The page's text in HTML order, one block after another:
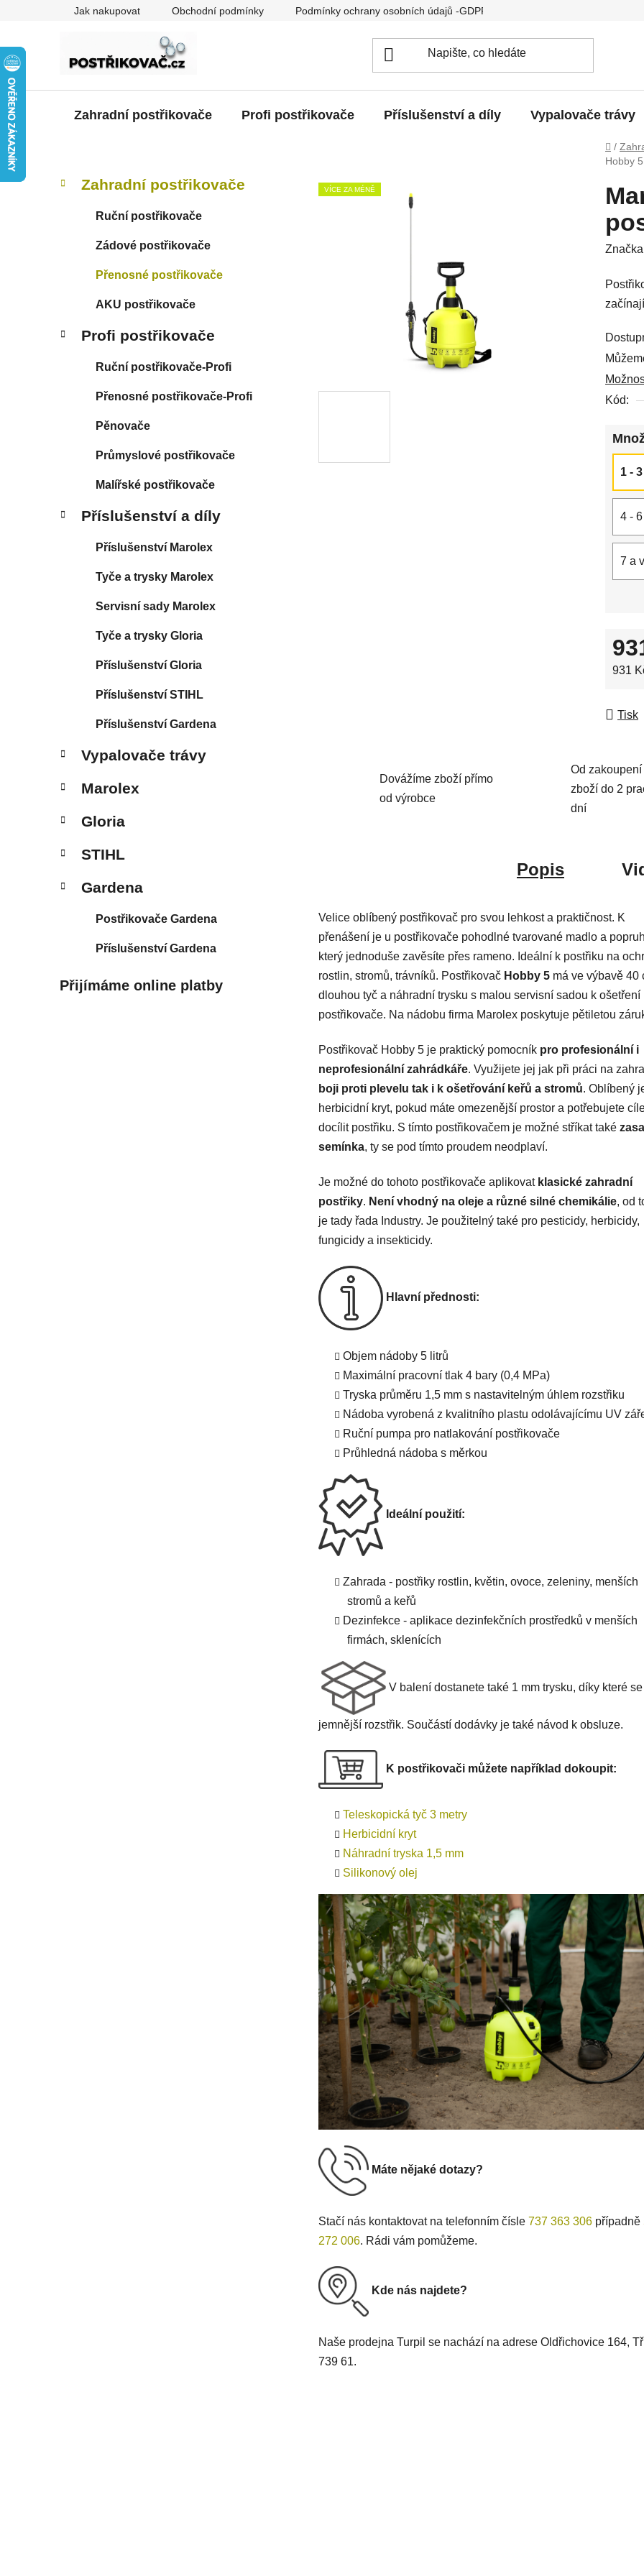
Jak nakupovat Obchodní podmínky Podmínky ochrany osobních údajů -GDPR
Zahradní postřikovače Profi postřikovače Příslušenství a díly Vypalovače trávy
Domů
/
Hobby
P
í
p
kategorie
K
a
Zahradní postřikovače
Ruční postřikovače
Zádové postřikovače
Přenosné postřikovače
AKU postřikovače
Profi postřikovače
Ruční postřikovače-Profi
Přenosné postřikovače-Profi
Pěnovače
Průmyslové postřikovače
Malířské postřikovače
Příslušenství a díly
Příslušenství Marolex
Tyče a trysky Marolex
Servisní sady Marolex
Tyče a trysky Gloria
Příslušenství Gloria
Příslušenství STIHL
Příslušenství Gardena
Vypalovače trávy
Marolex
Gloria
STIHL
Gardena
Postřikovače Gardena
Příslušenství Gardena
Přijímáme online platby
Kód:
1 -
4 -
7 a
931
Tisk
VÍCE ZA MÉNĚ
Dovážíme zboží přímo
od výrobce
Od
zboží do 2
dní
Popis
Velice oblíbený postřikovač pro svou lehkost a praktičnost. K
přenášení je u postřikovače pohodlné tvarované madlo a
který jednoduše zavěsíte přes rameno. Ideální k postřiku na
rostlin, stromů, trávníků. Postřikovač Hobby 5 má ve výbavě 40
dlouhou tyč a náhradní trysku s malou servisní sadou k ošetření
postřikovače. Na nádobu firma Marolex poskytuje pětiletou
Postřikovač Hobby 5 je praktický pomocník pro profesionální i
neprofesionální zahrádkáře. Využijete jej jak při práci na
boji proti plevelu tak i k ošetřování keřů a stromů. Oblíbený
herbicidní kryt, pokud máte omezenější prostor a potřebujete
docílit postřiku. S tímto postřikovačem je možné stříkat také
semínka, ty se pod tímto proudem neodplaví.
Je možné do tohoto postřikovače aplikovat klasické zahradní
postřiky. Není vhodný na oleje a různé silné chemikálie, od
je tady řada Industry. Je použitelný také pro pesticidy, herbicidy,
fungicidy a insekticidy.
Hlavní přednosti:
Objem nádoby 5 litrů
Maximální pracovní tlak 4 bary (0,4 MPa)
Tryska průměru 1,5 mm s nastavitelným úhlem rozstřiku
Nádoba vyrobená z kvalitního plastu odolávajícímu UV
Ruční pumpa pro natlakování postřikovače
Průhledná nádoba s měrkou
Ideální použití:
Zahrada - postřiky rostlin, květin, ovoce, zeleniny, menších
stromů a keřů
Dezinfekce - aplikace dezinfekčních prostředků v menších
firmách, sklenících
V balení dostanete také 1 mm trysku, díky které
jemnější rozstřik. Součástí dodávky je také návod k obsluze.
K postřikovači můžete například dokoupit:
Teleskopická tyč 3 metry
Herbicidní kryt
Náhradní tryska 1,5 mm
Silikonový olej
Máte nějaké dotazy?
Stačí nás kontaktovat na telefonním čísle 737 363 306 případně
272 006. Rádi vám pomůžeme.
Kde nás najdete?
Naše prodejna Turpil se nachází na adrese Oldřichovice 164,
739 61.